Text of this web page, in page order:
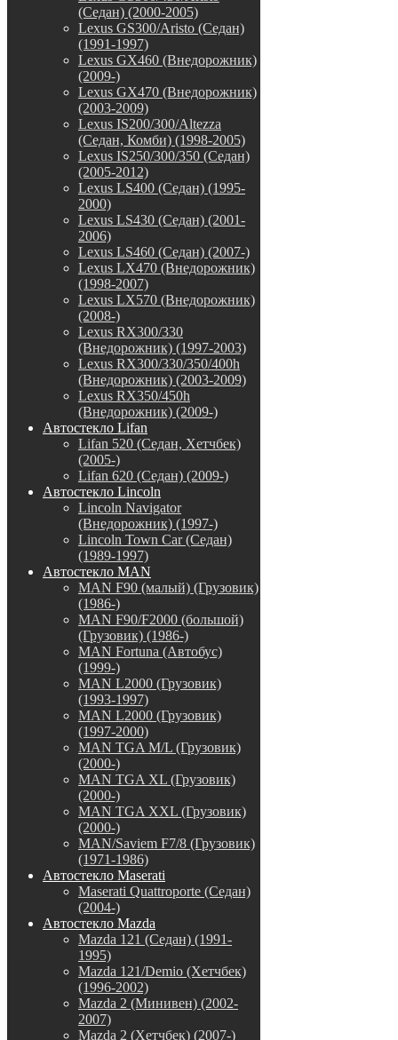
(Седан) (2000-2005)
Lexus GS300/Aristo (Седан)
(1991-1997)
Lexus GX460 (Внедорожник)
(2009-)
Lexus GX470 (Внедорожник)
(2003-2009)
Lexus IS200/300/Altezza
(Седан, Комби) (1998-2005)
Lexus IS250/300/350 (Седан)
(2005-2012)
Lexus LS400 (Седан) (1995-
2000)
Lexus LS430 (Седан) (2001-
2006)
Lexus LS460 (Седан) (2007-)
Lexus LX470 (Внедорожник)
(1998-2007)
Lexus LX570 (Внедорожник)
(2008-)
Lexus RX300/330
(Внедорожник) (1997-2003)
Lexus RX300/330/350/400h
(Внедорожник) (2003-2009)
Lexus RX350/450h
(Внедорожник) (2009-)
Автостекло Lifan
Lifan 520 (Седан, Хетчбек)
(2005-)
Lifan 620 (Седан) (2009-)
Автостекло Lincoln
Lincoln Navigator
(Внедорожник) (1997-)
Lincoln Town Car (Седан)
(1989-1997)
Автостекло MAN
MAN F90 (малый) (Грузовик)
(1986-)
MAN F90/F2000 (большой)
(Грузовик) (1986-)
MAN Fortuna (Автобус)
(1999-)
MAN L2000 (Грузовик)
(1993-1997)
MAN L2000 (Грузовик)
(1997-2000)
MAN TGA M/L (Грузовик)
(2000-)
MAN TGA XL (Грузовик)
(2000-)
MAN TGA XXL (Грузовик)
(2000-)
MAN/Saviem F7/8 (Грузовик)
(1971-1986)
Автостекло Maserati
Maserati Quattroporte (Седан)
(2004-)
Автостекло Mazda
Mazda 121 (Седан) (1991-
1995)
Mazda 121/Demio (Хетчбек)
(1996-2002)
Mazda 2 (Минивен) (2002-
2007)
Mazda 2 (Хетчбек) (2007-)